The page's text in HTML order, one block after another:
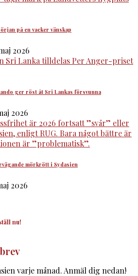
på en vacker vänskap
2026
ger röst åt Sri Lankas försvunna
2026
mörkrött i Sydasien
2026
nu!
varje månad. Anmäl dig nedan!